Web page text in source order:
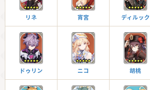
リネ 宵宮 ディルック
ドゥリン ニコ 胡桃